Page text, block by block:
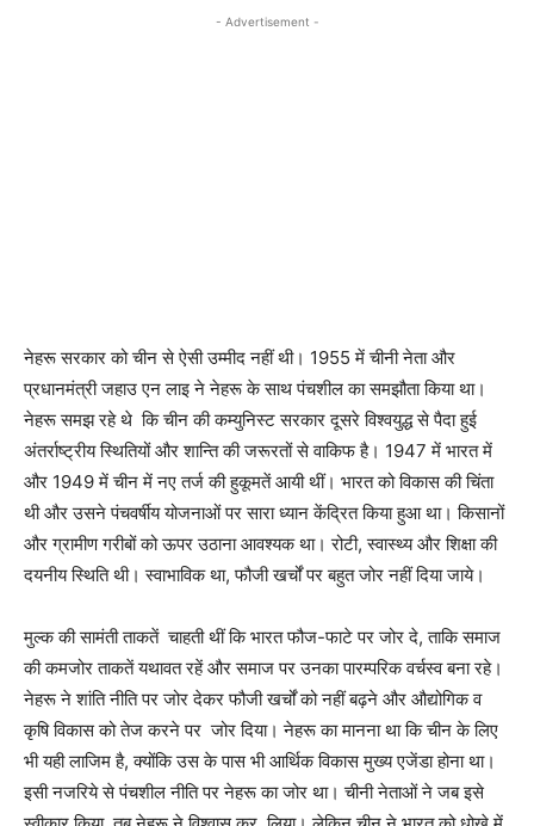
- Advertisement -
नेहरू सरकार को चीन से ऐसी उम्मीद नहीं थी। 1955 में चीनी नेता और
प्रधानमंत्री जहाउ एन लाइ ने नेहरू के साथ पंचशील का समझौता किया था।
नेहरू समझ रहे थे कि चीन की कम्युनिस्ट सरकार दूसरे विश्वयुद्ध से पैदा हुई
अंतर्राष्ट्रीय स्थितियों और शान्ति की जरूरतों से वाकिफ है। 1947 में भारत में
और 1949 में चीन में नए तर्ज की हुकूमतें आयी थीं। भारत को विकास की चिंता
थी और उसने पंचवर्षीय योजनाओं पर सारा ध्यान केंद्रित किया हुआ था। किसानों
और ग्रामीण गरीबों को ऊपर उठाना आवश्यक था। रोटी, स्वास्थ्य और शिक्षा की
दयनीय स्थिति थी। स्वाभाविक था, फौजी खर्चों पर बहुत जोर नहीं दिया जाये।
मुल्क की सामंती ताकतें चाहती थीं कि भारत फौज-फाटे पर जोर दे, ताकि समाज
की कमजोर ताकतें यथावत रहें और समाज पर उनका पारम्परिक वर्चस्व बना रहे।
नेहरू ने शांति नीति पर जोर देकर फौजी खर्चों को नहीं बढ़ने और औद्योगिक व
कृषि विकास को तेज करने पर जोर दिया। नेहरू का मानना था कि चीन के लिए
भी यही लाजिम है, क्योंकि उस के पास भी आर्थिक विकास मुख्य एजेंडा होना था।
इसी नजरिये से पंचशील नीति पर नेहरू का जोर था। चीनी नेताओं ने जब इसे